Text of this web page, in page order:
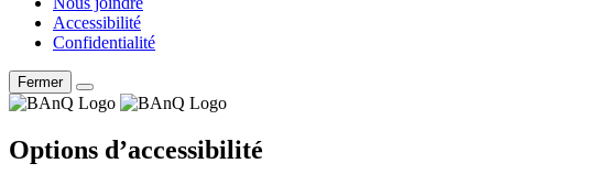
Accessibilité
Confidentialité
Fermer
Options d’accessibilité